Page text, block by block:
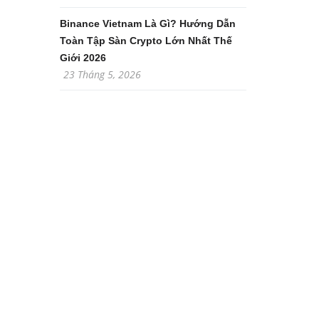
Binance Vietnam Là Gì? Hướng Dẫn
Toàn Tập Sàn Crypto Lớn Nhất Thế
Giới 2026
23 Tháng 5, 2026